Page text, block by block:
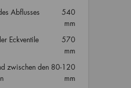
Abflusses
540
mm
Eckventile
570
mm
zwischen den 80-120
mm